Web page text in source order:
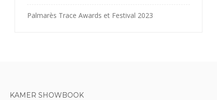
Palmarès Trace Awards et Festival 2023
KAMER SHOWBOOK